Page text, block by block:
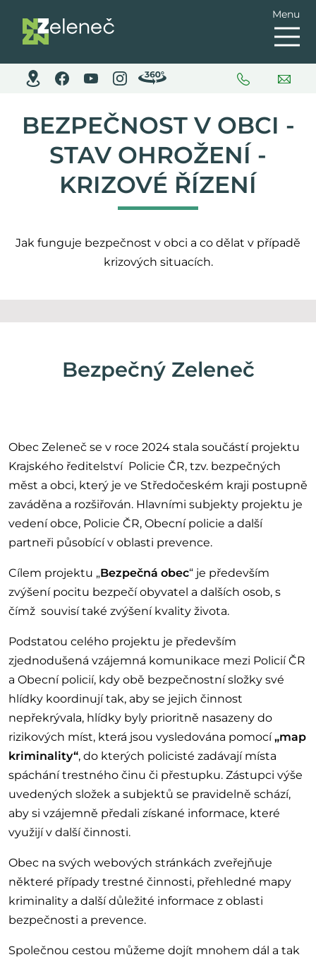
Menu
BEZPEČNOST V OBCI -
STAV OHROŽENÍ -
KRIZOVÉ ŘÍZENÍ
Jak funguje bezpečnost v obci a co dělat v případě
krizových situacích.
Bezpečný Zeleneč
Obec Zeleneč se v roce 2024 stala součástí projektu
Krajského ředitelství Policie ČR, tzv. bezpečných
měst a obci, který je ve Středočeském kraji postupně
zaváděna a rozšiřován. Hlavními subjekty projektu je
vedení obce, Policie ČR, Obecní policie a další
partneři působící v oblasti prevence.
Cílem projektu „Bezpečná obec“ je především
zvýšení pocitu bezpečí obyvatel a dalších osob, s
čímž souvisí také zvýšení kvality života.
Podstatou celého projektu je především
zjednodušená vzájemná komunikace mezi Policií ČR
a Obecní policií, kdy obě bezpečnostní složky své
hlídky koordinují tak, aby se jejich činnost
nepřekrývala, hlídky byly prioritně nasazeny do
rizikových míst, která jsou vysledována pomocí„map
kriminality“, do kterých policisté zadávají místa
spáchání trestného činu či přestupku. Zástupci výše
uvedených složek a subjektů se pravidelně schází,
aby si vzájemně předali získané informace, které
využijí v další činnosti.
Obec na svých webových stránkách zveřejňuje
některé případy trestné činnosti, přehledné mapy
kriminality a další důležité informace z oblasti
bezpečnosti a prevence.
Společnou cestou můžeme dojít mnohem dál a tak